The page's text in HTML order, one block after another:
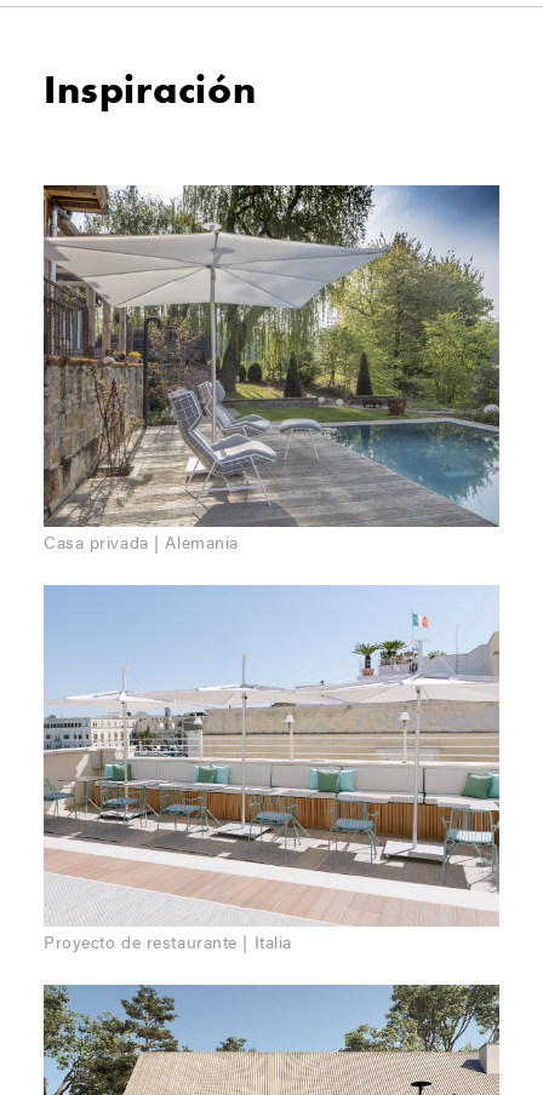
Inspiración
Casa privada | Alemania
Proyecto de restaurante | Italia